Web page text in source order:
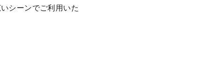
シーンでご利用いた